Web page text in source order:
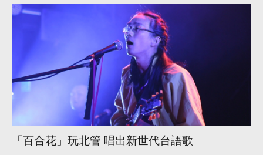
「百合花」玩北管 唱出新世代台語歌